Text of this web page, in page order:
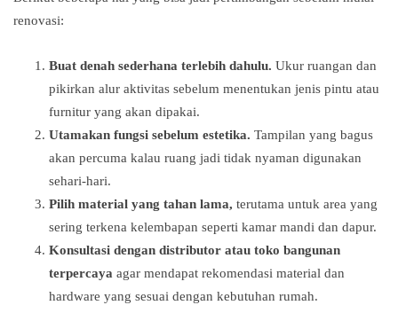
renovasi:
Buat denah sederhana terlebih dahulu. Ukur ruangan dan
pikirkan alur aktivitas sebelum menentukan jenis pintu atau
furnitur yang akan dipakai.
Utamakan fungsi sebelum estetika. Tampilan yang bagus
akan percuma kalau ruang jadi tidak nyaman digunakan
sehari-hari.
Pilih material yang tahan lama, terutama untuk area yang
sering terkena kelembapan seperti kamar mandi dan dapur.
Konsultasi dengan distributor atau toko bangunan
terpercaya agar mendapat rekomendasi material dan
hardware yang sesuai dengan kebutuhan rumah.